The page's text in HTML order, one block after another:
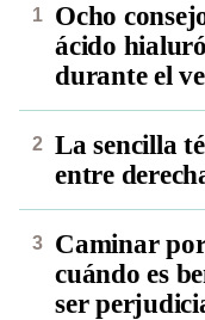
Ocho
ácido
durante el
La sencilla
entre
Caminar
cuándo es
ser